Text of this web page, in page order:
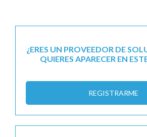
¿ERES UN PROVEEDOR DE
QUIERES APARECER EN
REGISTRARME